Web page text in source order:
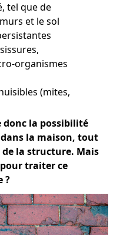
tel que de
et le sol
organismes
(mites,
la possibilité
la maison, tout
la structure. Mais
traiter ce
?